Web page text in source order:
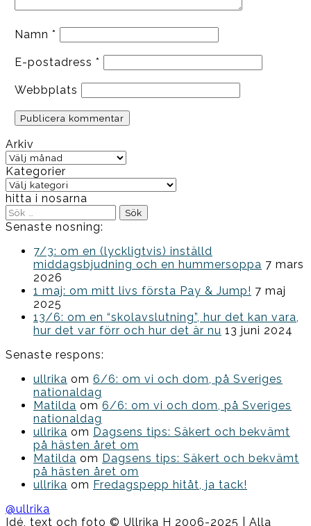
Namn *
E-postadress *
Webbplats
Arkiv
Arkiv
Kategorier
Kategorier
hitta i nosarna
Sök
efter:
Senaste nosning:
7/3: om en (lyckligtvis) inställd
middagsbjudning och en hummersoppa 7 mars
2026
1 maj: om mitt livs första Pay & Jump! 7 maj
2025
13/6: om en “skolavslutning”, hur det kan vara,
hur det var förr och hur det är nu 13 juni 2024
Senaste respons:
ullrika om 6/6: om vi och dom, på Sveriges
nationaldag
Matilda om 6/6: om vi och dom, på Sveriges
nationaldag
ullrika om Dagsens tips: Säkert och bekvämt
på hästen året om
Matilda om Dagsens tips: Säkert och bekvämt
på hästen året om
ullrika om Fredagspepp hitåt, ja tack!
@ullrika
Idé, text och foto © Ullrika H 2006-2025 | Alla